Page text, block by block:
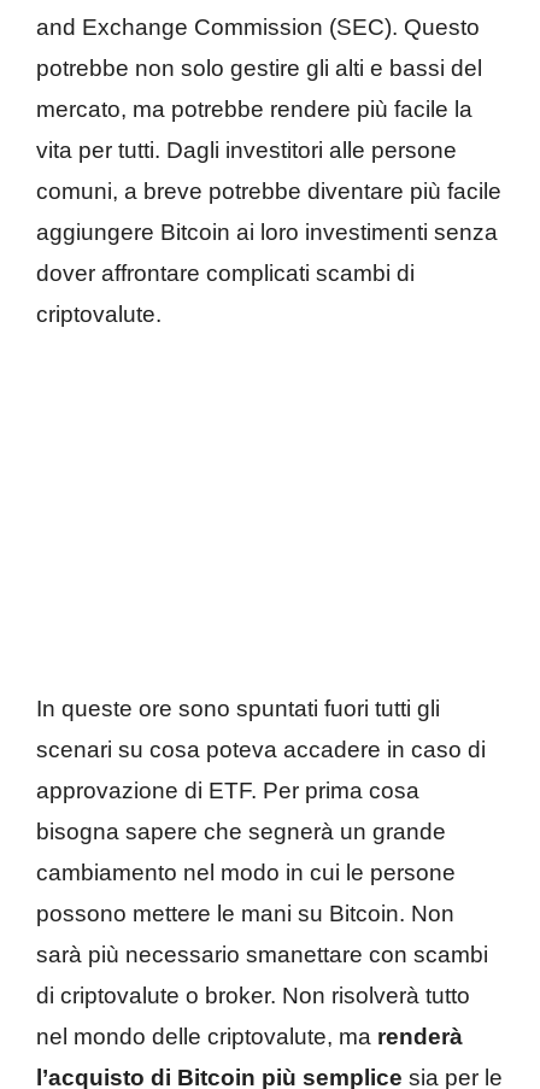
and Exchange Commission (SEC). Questo
potrebbe non solo gestire gli alti e bassi del
mercato, ma potrebbe rendere più facile la
vita per tutti. Dagli investitori alle persone
comuni, a breve potrebbe diventare più facile
aggiungere Bitcoin ai loro investimenti senza
dover affrontare complicati scambi di
criptovalute.
In queste ore sono spuntati fuori tutti gli
scenari su cosa poteva accadere in caso di
approvazione di ETF. Per prima cosa
bisogna sapere che segnerà un grande
cambiamento nel modo in cui le persone
possono mettere le mani su Bitcoin. Non
sarà più necessario smanettare con scambi
di criptovalute o broker. Non risolverà tutto
nel mondo delle criptovalute, ma renderà
l’acquisto di Bitcoin più semplice sia per le